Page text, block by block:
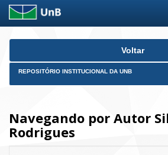
Skip
Voltar
REPOSITÓRIO INSTITUCIONAL DA UNB
Navegando por Autor
Rodrigues